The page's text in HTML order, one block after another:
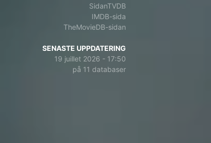
SidanTVDB
IMDB-sida
TheMovieDB-sidan
SENASTE UPPDATERING
19 juillet 2026 - 17:50
på 11 databaser